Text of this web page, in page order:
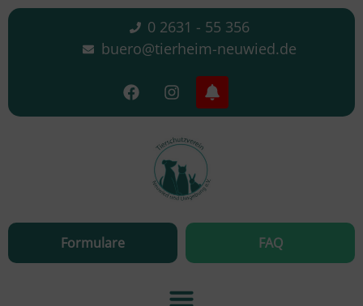
0 2631 - 55 356
buero@tierheim-neuwied.de
Formulare FAQ